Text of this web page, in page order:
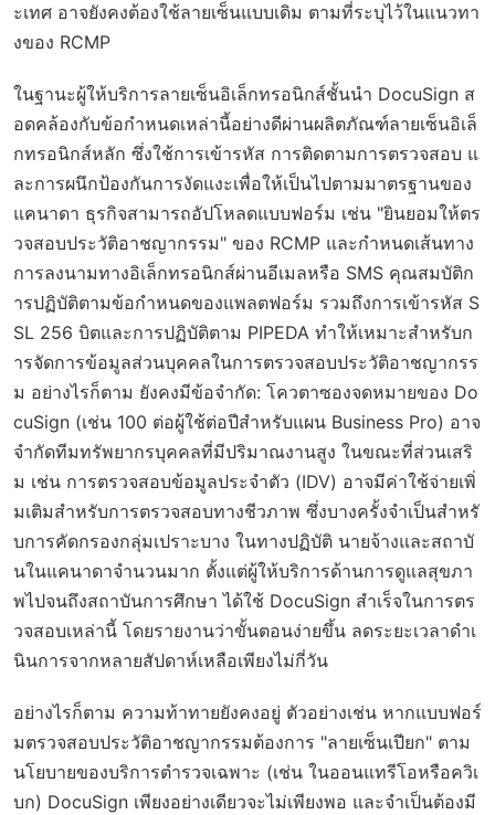
ะเทศ อาจยังคงต้องใช้ลายเซ็นแบบเดิม ตามที่ระบุไว้ในแนวทา
งของ RCMP
ในฐานะผู้ให้บริการลายเซ็นอิเล็กทรอนิกส์ชั้นนำ DocuSign ส
อดคล้องกับข้อกำหนดเหล่านี้อย่างดีผ่านผลิตภัณฑ์ลายเซ็นอิเล็
กทรอนิกส์หลัก ซึ่งใช้การเข้ารหัส การติดตามการตรวจสอบ แ
ละการผนึกป้องกันการงัดแงะเพื่อให้เป็นไปตามมาตรฐานของ
แคนาดา ธุรกิจสามารถอัปโหลดแบบฟอร์ม เช่น "ยินยอมให้ตร
วจสอบประวัติอาชญากรรม" ของ RCMP และกำหนดเส้นทาง
การลงนามทางอิเล็กทรอนิกส์ผ่านอีเมลหรือ SMS คุณสมบัติก
ารปฏิบัติตามข้อกำหนดของแพลตฟอร์ม รวมถึงการเข้ารหัส S
SL 256 บิตและการปฏิบัติตาม PIPEDA ทำให้เหมาะสำหรับก
ารจัดการข้อมูลส่วนบุคคลในการตรวจสอบประวัติอาชญากรร
ม อย่างไรก็ตาม ยังคงมีข้อจำกัด: โควตาซองจดหมายของ Do
cuSign (เช่น 100 ต่อผู้ใช้ต่อปีสำหรับแผน Business Pro) อาจ
จำกัดทีมทรัพยากรบุคคลที่มีปริมาณงานสูง ในขณะที่ส่วนเสริ
ม เช่น การตรวจสอบข้อมูลประจำตัว (IDV) อาจมีค่าใช้จ่ายเพิ่
มเติมสำหรับการตรวจสอบทางชีวภาพ ซึ่งบางครั้งจำเป็นสำหรั
บการคัดกรองกลุ่มเปราะบาง ในทางปฏิบัติ นายจ้างและสถาบั
นในแคนาดาจำนวนมาก ตั้งแต่ผู้ให้บริการด้านการดูแลสุขภา
พไปจนถึงสถาบันการศึกษา ได้ใช้ DocuSign สำเร็จในการตร
วจสอบเหล่านี้ โดยรายงานว่าขั้นตอนง่ายขึ้น ลดระยะเวลาดำเ
นินการจากหลายสัปดาห์เหลือเพียงไม่กี่วัน
อย่างไรก็ตาม ความท้าทายยังคงอยู่ ตัวอย่างเช่น หากแบบฟอร์
มตรวจสอบประวัติอาชญากรรมต้องการ "ลายเซ็นเปียก" ตาม
นโยบายของบริการตำรวจเฉพาะ (เช่น ในออนแทรีโอหรือควิเ
บก) DocuSign เพียงอย่างเดียวจะไม่เพียงพอ และจำเป็นต้องมี